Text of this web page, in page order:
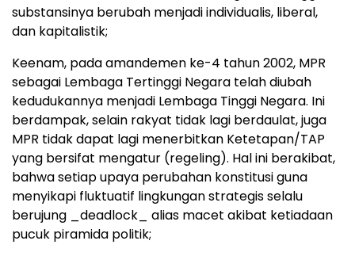
substansinya berubah menjadi individualis, liberal,
dan kapitalistik;
Keenam, pada amandemen ke-4 tahun 2002, MPR
sebagai Lembaga Tertinggi Negara telah diubah
kedudukannya menjadi Lembaga Tinggi Negara. Ini
berdampak, selain rakyat tidak lagi berdaulat, juga
MPR tidak dapat lagi menerbitkan Ketetapan/TAP
yang bersifat mengatur (regeling). Hal ini berakibat,
bahwa setiap upaya perubahan konstitusi guna
menyikapi fluktuatif lingkungan strategis selalu
berujung _deadlock_ alias macet akibat ketiadaan
pucuk piramida politik;